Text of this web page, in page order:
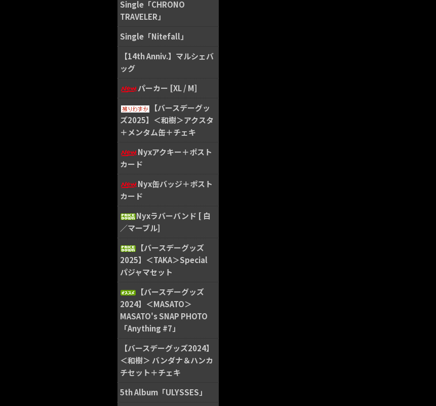
Single「CHRONO
TRAVELER」
Single「Nitefall」
【14th Anniv.】マルシェバ
ッグ
パーカー [XL / M]
【バースデーグッ
ズ2025】＜和樹＞アクスタ
＋メンタム缶＋チェキ
Nyxアクキー＋ポスト
カード
Nyx缶バッジ＋ポスト
カード
Nyxラバーバンド [ 白
／マーブル]
【バースデーグッズ
2025】＜TAKA＞Special
パジャマセット
【バースデーグッズ
2024】＜MASATO＞
MASATO's SNAP PHOTO
「Anything #7」
【バースデーグッズ2024】
＜和樹＞ バンダナ＆ハンカ
チセット＋チェキ
5th Album「ULYSSES」